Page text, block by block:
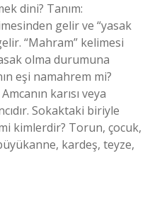
dini? Tanım:
gelir ve “yasak
“Mahram” kelimesi
olma durumuna
eşi namahrem mi?
karısı veya
Sokaktaki biriyle
kimlerdir? Torun, çocuk,
kardeş, teyze,